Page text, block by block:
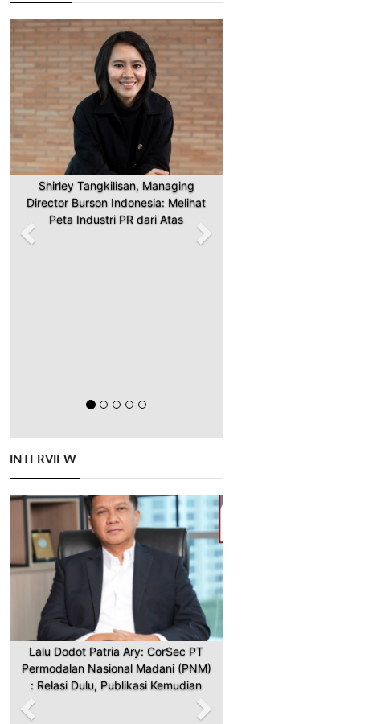
Shirley Tangkilisan, Managing
Director Burson Indonesia: Melihat
Peta Industri PR dari Atas
Previous Next
INTERVIEW
Lalu Dodot Patria Ary: CorSec PT
Permodalan Nasional Madani (PNM)
: Relasi Dulu, Publikasi Kemudian
Previous Next